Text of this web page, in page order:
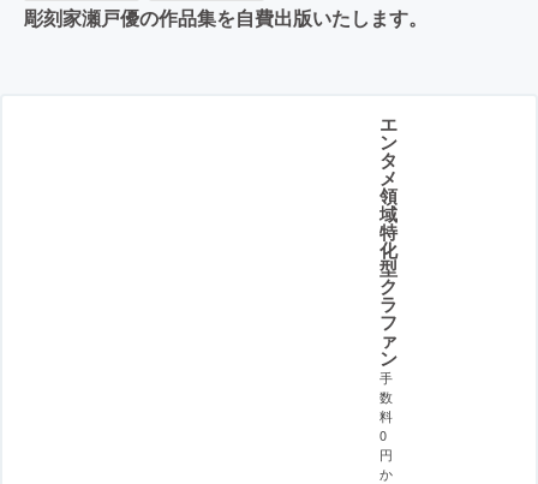
彫刻家瀬戸優の作品集を自費出版いたします。
エ
ン
タ
メ
領
域
特
化
型
ク
ラ
フ
ァ
ン
手
数
料
0
円
か